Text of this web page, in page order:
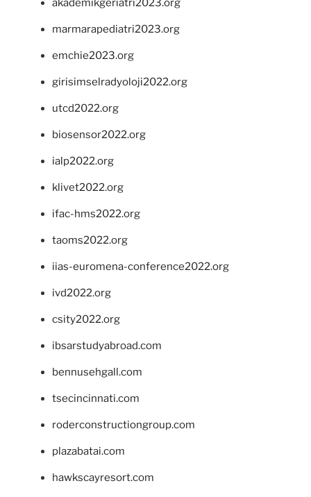
akademikgeriatri2023.org
marmarapediatri2023.org
emchie2023.org
girisimselradyoloji2022.org
utcd2022.org
biosensor2022.org
ialp2022.org
klivet2022.org
ifac-hms2022.org
taoms2022.org
iias-euromena-conference2022.org
ivd2022.org
csity2022.org
ibsarstudyabroad.com
bennusehgall.com
tsecincinnati.com
roderconstructiongroup.com
plazabatai.com
hawkscayresort.com